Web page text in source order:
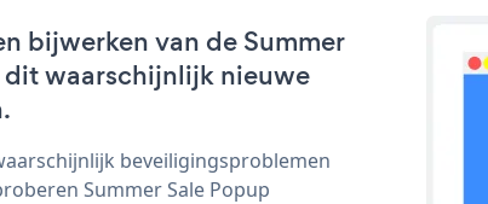
bijwerken van de Summer
dit waarschijnlijk nieuwe
beveiligingsproblemen
Summer Sale Popup